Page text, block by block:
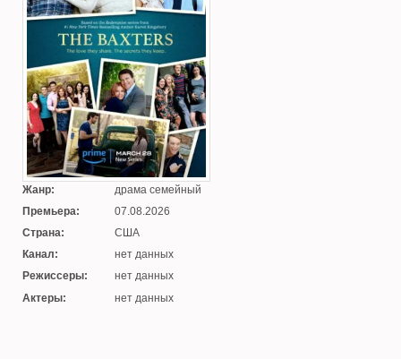
Жанр:
драма семейный
Премьера:
07.08.2026
Страна:
США
Канал:
нет данных
Режиссеры:
нет данных
Актеры:
нет данных